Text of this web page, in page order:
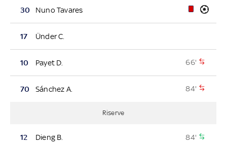
30 Nuno Tavares
17 Ünder C.
10 Payet D. 66'
70 Sánchez A. 84'
Riserve
12 Dieng B. 84'